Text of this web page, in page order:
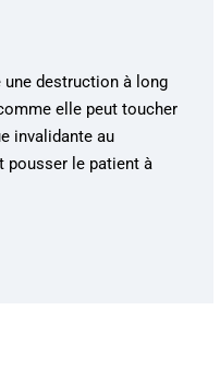
une destruction à long
elle peut toucher
invalidante au
pousser le patient à